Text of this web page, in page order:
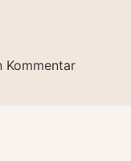
Kommentar